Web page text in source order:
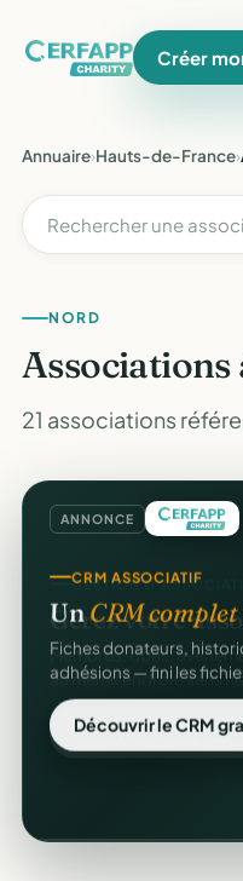
Créer
Annuaire›Hauts-de-France›
NORD
Associations
21 associations
ANNONCE
GESTION
Gérez votre
Membres, dons,
au même endroit, sans
Créer mon compte
CRM ASSOCIATIF
UnCRM complet
Fiches donateurs,
adhésions — fini les
Découvrir le CRM